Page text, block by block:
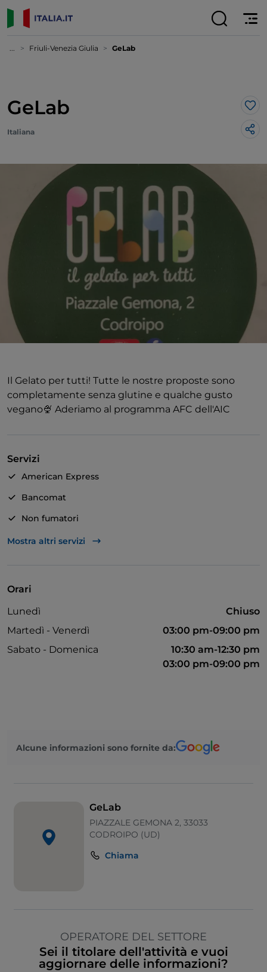
... Friuli-Venezia Giulia GeLab
GeLab
Italiana
Il Gelato per tutti! Tutte le nostre proposte sono
completamente senza glutine e qualche gusto
vegano🍨 Aderiamo al programma AFC dell'AIC
Servizi
American Express
Bancomat
Non fumatori
Parcheggio
Mostra altri servizi
Orari
Lunedì
Chiuso
Martedì - Venerdì
03:00 pm-09:00 pm
Sabato - Domenica
10:30 am-12:30 pm
03:00 pm-09:00 pm
Alcune informazioni sono fornite da:
GeLab
PIAZZALE GEMONA 2, 33033
CODROIPO (UD)
Chiama
OPERATORE DEL SETTORE
Sei il titolare dell'attività e vuoi
aggiornare delle informazioni?